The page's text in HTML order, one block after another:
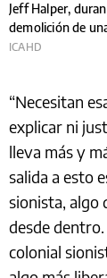
Jeff Halper,
demolición de
ICAHD
“Necesitan
explicar ni
lleva más y
salida a esto
sionista, algo
desde
colonial